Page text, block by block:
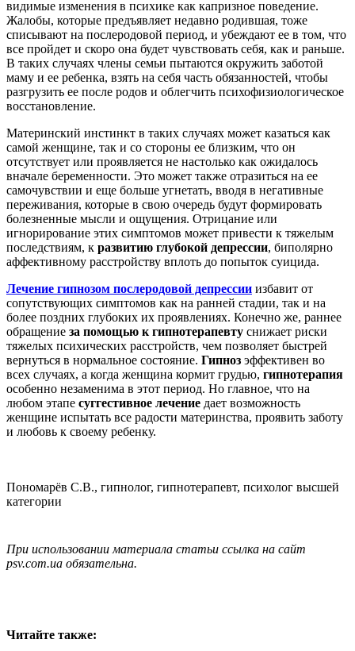
видимые изменения в психике как капризное поведение.
Жалобы, которые предъявляет недавно родившая, тоже
списывают на послеродовой период, и убеждают ее в том, что
все пройдет и скоро она будет чувствовать себя, как и раньше.
В таких случаях члены семьи пытаются окружить заботой
маму и ее ребенка, взять на себя часть обязанностей, чтобы
разгрузить ее после родов и облегчить психофизиологическое
восстановление.
Материнский инстинкт в таких случаях может казаться как
самой женщине, так и со стороны ее близким, что он
отсутствует или проявляется не настолько как ожидалось
вначале беременности. Это может также отразиться на ее
самочувствии и еще больше угнетать, вводя в негативные
переживания, которые в свою очередь будут формировать
болезненные мысли и ощущения. Отрицание или
игнорирование этих симптомов может привести к тяжелым
последствиям, к развитию глубокой депрессии, биполярно
аффективному расстройству вплоть до попыток суицида.
Лечение гипнозом послеродовой депрессии избавит от
сопутствующих симптомов как на ранней стадии, так и на
более поздних глубоких их проявлениях. Конечно же, раннее
обращение за помощью к гипнотерапевту снижает риски
тяжелых психических расстройств, чем позволяет быстрей
вернуться в нормальное состояние. Гипноз эффективен во
всех случаях, а когда женщина кормит грудью, гипнотерапия
особенно незаменима в этот период. Но главное, что на
любом этапе суггестивное лечение дает возможность
женщине испытать все радости материнства, проявить заботу
и любовь к своему ребенку.
Пономарёв С.В., гипнолог, гипнотерапевт, психолог высшей
категории
При использовании материала статьи ссылка на сайт
psv.com.ua обязательна.
Читайте также: